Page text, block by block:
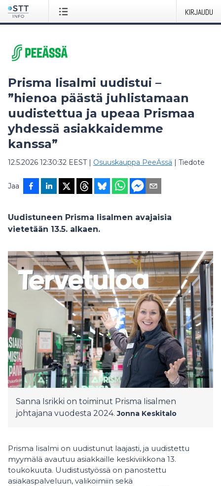
KIRJAUDU
Prisma Iisalmi uudistui –
”hienoa päästä juhlistamaan
uudistettua ja upeaa Prismaa
yhdessä asiakkaidemme
kanssa”
12.5.2026 12:30:32 EEST| Osuuskauppa PeeÄssä | Tiedote
Jaa
Uudistuneen Prisma Iisalmen avajaisia
vietetään 13.5. alkaen.
Sanna Isrikki on toiminut Prisma Iisalmen
johtajana vuodesta 2024. Jonna Keskitalo
Prisma Iisalmi on uudistunut laajasti, ja uudistettu
myymälä avautuu asiakkaille keskiviikkona 13.
toukokuuta. Uudistustyössä on panostettu
asiakaspalveluun, valikoimiin sekä